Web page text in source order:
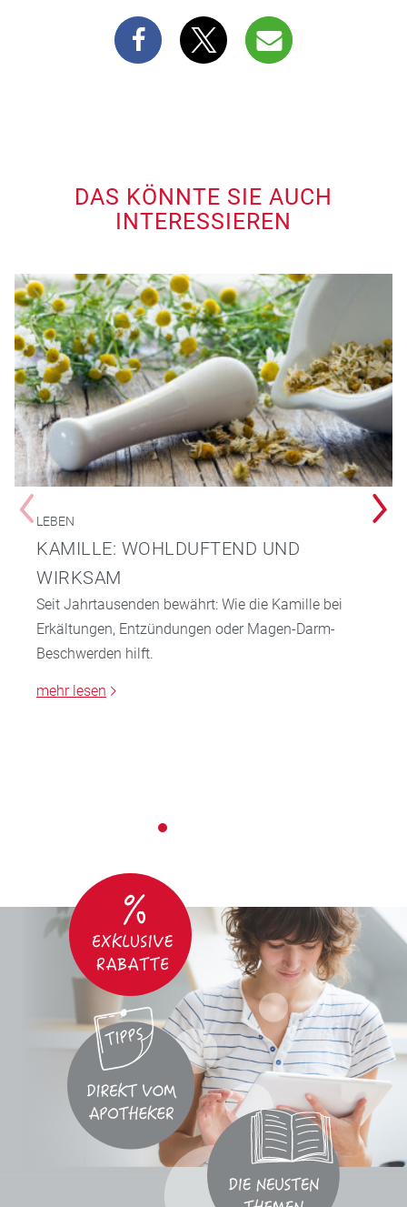
DAS KÖNNTE SIE AUCH
INTERESSIEREN
LEBEN
KAMILLE: WOHLDUFTEND UND
WIRKSAM
Seit Jahrtausenden bewährt: Wie die Kamille bei
Erkältungen, Entzündungen oder Magen-Darm-
Beschwerden hilft.
mehr lesen